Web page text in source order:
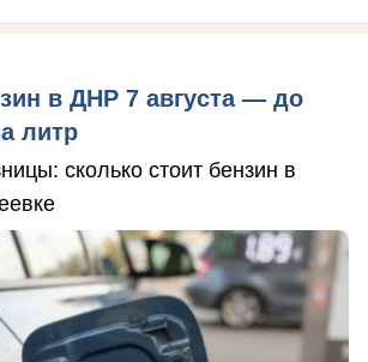
в ДНР 7 августа — до
литр
сколько стоит бензин в